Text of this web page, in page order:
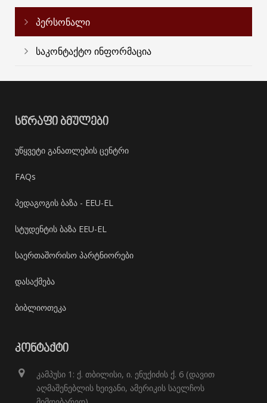
პერსონალი
საკონტაქტო ინფორმაცია
ᲡᲬᲠᲐᲤᲘ ᲑᲛᲣᲚᲔᲑᲘ
უწყვეტი განათლების ცენტრი
FAQs
პედაგოგის ბაზა - EEU-EL
სტუდენტის ბაზა EEU-EL
საერთაშორისო პარტნიორები
დასაქმება
ბიბლიოთეკა
ᲙᲝᲜᲢᲐᲥᲢᲘ
კამპუსი 1: ქ. თბილისი, ი. ენუქიძის ქ. 6 (დავით
აღმაშენებლის ხეივანი, ამერიკის საელჩოს